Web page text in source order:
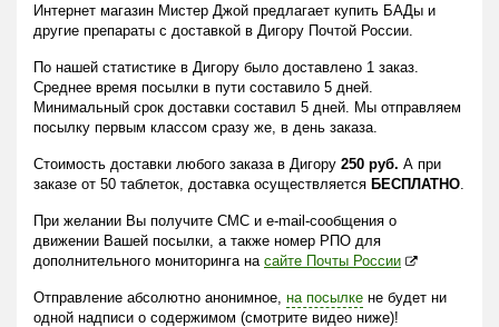
Интернет магазин Мистер Джой предлагает купить БАДы и
другие препараты с доставкой в Дигору Почтой России.
По нашей статистике в Дигору было доставлено 1 заказ.
Среднее время посылки в пути составило 5 дней.
Минимальный срок доставки составил 5 дней. Мы отправляем
посылку первым классом сразу же, в день заказа.
Стоимость доставки любого заказа в Дигору 250 руб. А при
заказе от 50 таблеток, доставка осуществляется БЕСПЛАТНО.
При желании Вы получите СМС и e-mail-сообщения о
движении Вашей посылки, а также номер РПО для
дополнительного мониторинга на сайте Почты России
Отправление абсолютно анонимное, на посылке не будет ни
одной надписи о содержимом (смотрите видео ниже)!